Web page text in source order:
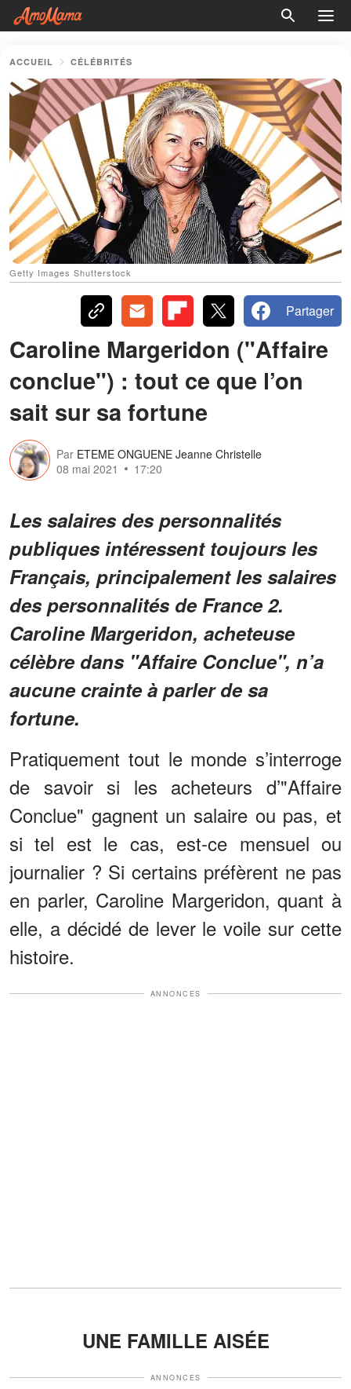
ACCUEIL CÉLÉBRITÉS
Getty Images Shutterstock
Partager
Caroline Margeridon ("Affaire
conclue") : tout ce que l’on
sait sur sa fortune
Par ETEME ONGUENE Jeanne Christelle
08 mai 2021
17:20
Les salaires des personnalités
publiques intéressent toujours les
Français, principalement les salaires
des personnalités de France 2.
Caroline Margeridon, acheteuse
célèbre dans "Affaire Conclue", n’a
aucune crainte à parler de sa
fortune.
Pratiquement tout le monde s’interroge
de savoir si les acheteurs d’"Affaire
Conclue" gagnent un salaire ou pas, et
si tel est le cas, est-ce mensuel ou
journalier ? Si certains préfèrent ne pas
en parler, Caroline Margeridon, quant à
elle, a décidé de lever le voile sur cette
histoire.
ANNONCES
UNE FAMILLE AISÉE
ANNONCES